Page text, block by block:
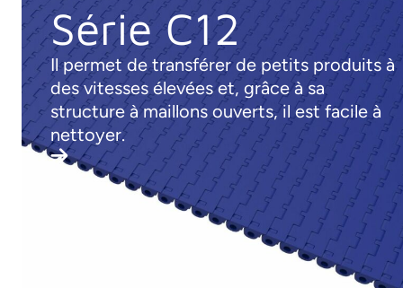
Série C12
Il permet de transférer de petits produits à
des vitesses élevées et, grâce à sa
structure à maillons ouverts, il est facile à
nettoyer.